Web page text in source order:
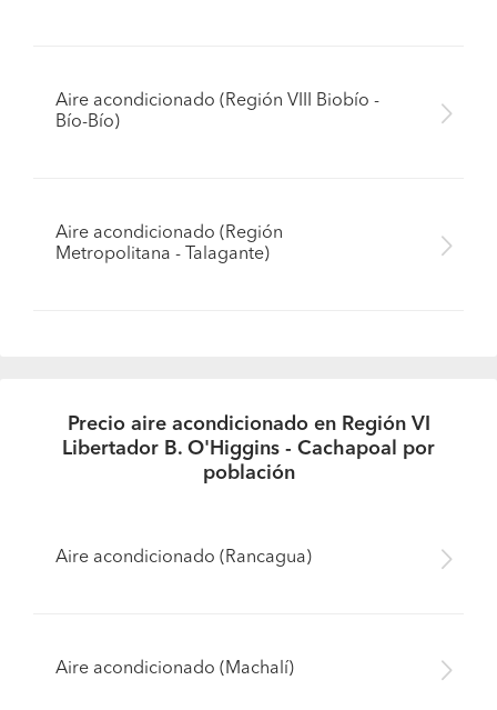
Aire acondicionado (Región VIII Biobío -
Bío-Bío)
Aire acondicionado (Región
Metropolitana - Talagante)
Precio aire acondicionado en Región VI
Libertador B. O'Higgins - Cachapoal por
población
Aire acondicionado (Rancagua)
Aire acondicionado (Machalí)